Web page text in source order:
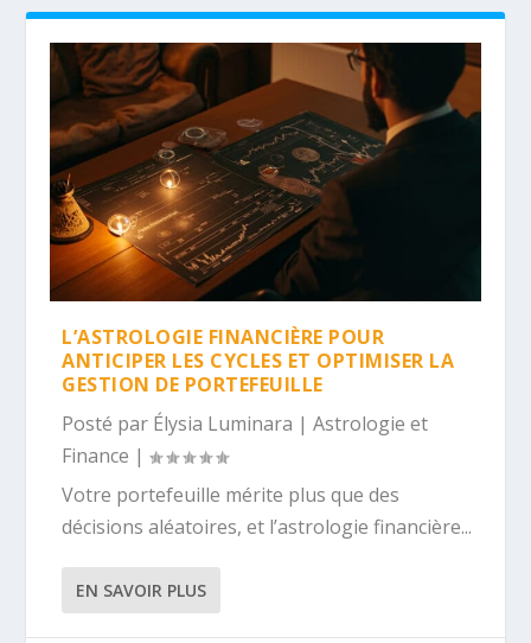
L’ASTROLOGIE FINANCIÈRE POUR
ANTICIPER LES CYCLES ET OPTIMISER LA
GESTION DE PORTEFEUILLE
Posté par Élysia Luminara |Astrologie et
Finance |
Votre portefeuille mérite plus que des
décisions aléatoires, et l’astrologie financière...
EN SAVOIR PLUS